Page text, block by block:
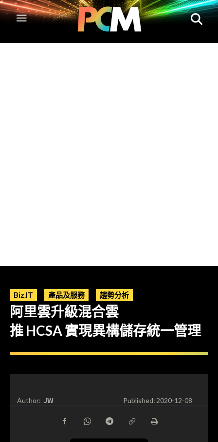
Biz.IT 產品及服務 趨勢分析
阿里雲升級混合雲
推 HCSA 實現異構儲存統一管理
Author: JW Published:2020-12-08